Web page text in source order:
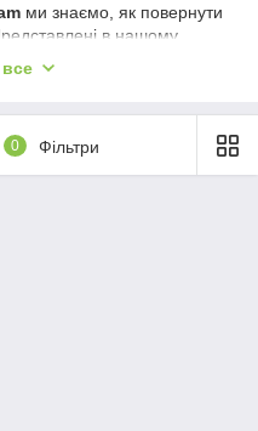
ми знаємо, як повернути
в нашому
виведення плям — це
не зіпсує ваш гардероб.
для виведення плям?
молекул бруду
кров) до складних
фарба).
німецькі
Вони видаляють
ниток тканини та
0 Фільтри